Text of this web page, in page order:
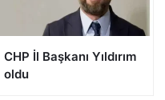
CHP İl Başkanı Yıldırım
oldu